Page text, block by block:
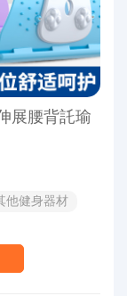
展腰背託瑜
他健身器材